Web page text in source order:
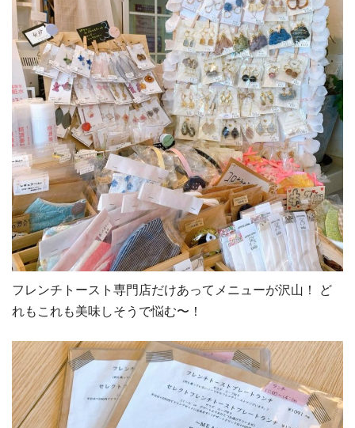
フレンチトースト専門店だけあってメニューが沢山！ ど
れもこれも美味しそうで悩む〜！